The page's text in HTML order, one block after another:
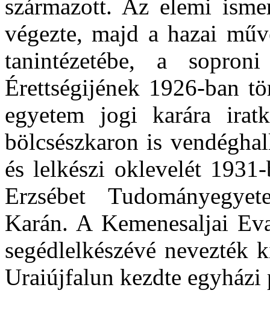
származott. Az elemi
végezte, majd a hazai
tanintézetébe, a
Érettségijének 1926-ban
egyetem jogi karára
bölcsészkaron is
és lelkészi oklevelét
Erzsébet
Karán. A Kemenesaljai
segédlelkészévé nevezték
Uraiújfalun kezdte egyházi